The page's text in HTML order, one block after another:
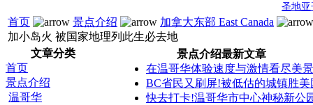
圣地亚
首页 景点介绍
加拿大东部 East Canada
加小岛火 被国家地理列此生必去地
文章分类
首页
景点介绍
温哥华
景点介绍最新文章
在温哥华体验速度与激情看尽美景
BC省民又刷屏!被低估的城镇胜美
快去打卡!温哥华市中心神秘新公